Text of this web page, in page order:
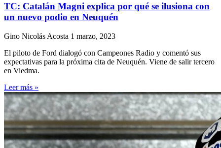
TC: Catalán Magni explica por qué se ilusiona con
un nuevo podio en Neuquén
Gino Nicolás Acosta 1 marzo, 2023
El piloto de Ford dialogó con Campeones Radio y comentó sus
expectativas para la próxima cita de Neuquén. Viene de salir tercero
en Viedma.
Leer más »